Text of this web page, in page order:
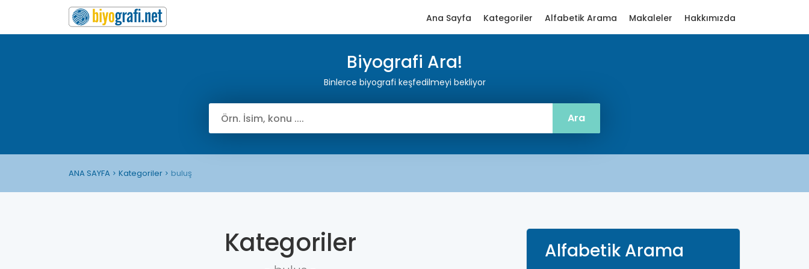
Ana Sayfa Kategoriler Alfabetik Arama Makaleler Hakkımızda
Biyografi Ara!
Binlerce biyografi keşfedilmeyi bekliyor
ANA SAYFA Kategoriler buluş
Kategoriler Alfabetik Arama